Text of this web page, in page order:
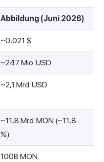
Abbildung (Juni 2026)
~0,021 $
~247 Mio. USD
~2,1 Mrd. USD
~11,8 Mrd. MON (~11,8
%)
100B MON